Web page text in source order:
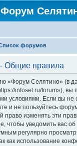
Форум
форумов
Общие правила
«Форум Селятино» (в
infosel.ru/forum»), вы
условиями. Если вы не
и не пользуйтесь
право изменять эти
чтобы уведомить вас
регулярно
как использование